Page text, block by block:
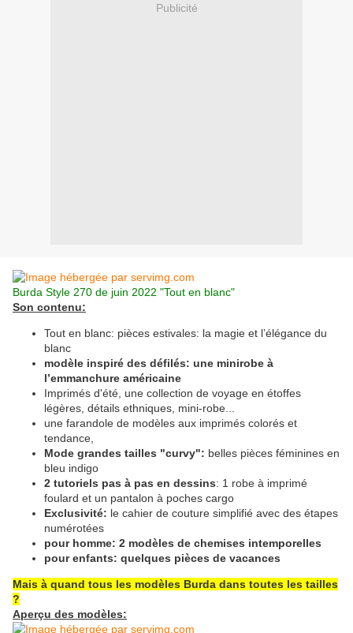
Publicité
Burda Style 270 de juin 2022 "Tout en blanc"
Son contenu:
Tout en blanc: pièces estivales: la magie et l’élégance du
blanc
modèle inspiré des défilés: une minirobe à
l’emmanchure américaine
Imprimés d'été, une collection de voyage en étoffes
légères, détails ethniques, mini-robe...
une farandole de modèles aux imprimés colorés et
tendance,
Mode grandes tailles "curvy": belles pièces féminines en
bleu indigo
2 tutoriels pas à pas en dessins: 1 robe à imprimé
foulard et un pantalon à poches cargo
Exclusivité: le cahier de couture simplifié avec des étapes
numérotées
pour homme: 2 modèles de chemises intemporelles
pour enfants: quelques pièces de vacances
Mais à quand tous les modèles Burda dans toutes les tailles
?
Aperçu des modèles: